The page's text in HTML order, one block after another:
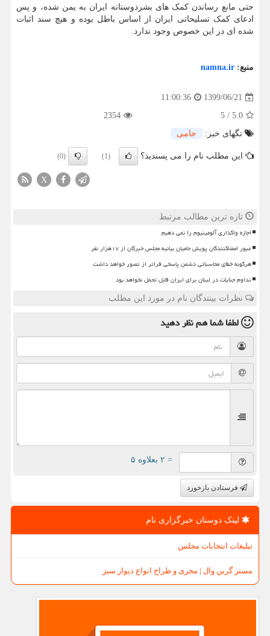
حتی مانع رساندن کمک های بشردوستانه ایران به یمن شده، و پس
ادعای کمک تسلیحاتی ایران از اساس باطل بوده و هیچ سند اثبات
شده ای در این خصوص وجود ندارد.
منبع: namna.ir
1399/06/21
11:00:36
5.0
/
5
2354
تگهای خبر:
حامی
این مطلب نام را می پسندید؟ (1)
(0)
X
تازه ترین مطالب مرتبط
اجازه واگذاری آلومینیوم را نمی دهیم
عبور امضاکنندگان پویش حامیان بیانیه مجلس خبرگان از ۱۷هزار نفر
هرگونه خطای محاسباتی دشمن پاسخی فراتر از تصور خواهد داشت
تداوم جنایات در لبنان برای ایران قابل تحمل نخواهد بود
نظرات بینندگان نام در مورد این مطلب
لطفا شما همنظر دهید
= ۲ بعلاوه ۵
فرستادن بازخورد
لینک دوستان خبرگزاری نام
تبلیغات انتخابات مجلس
مستر گرین وال | مجری و طراح انواع دیوار سبز